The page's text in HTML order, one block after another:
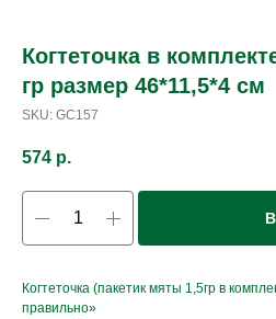
Когтеточка в
гр размер 46*11,5*4 см
SKU: GC157
574 р.
Когтеточка (пакетик мяты 1,5гр в
правильно»